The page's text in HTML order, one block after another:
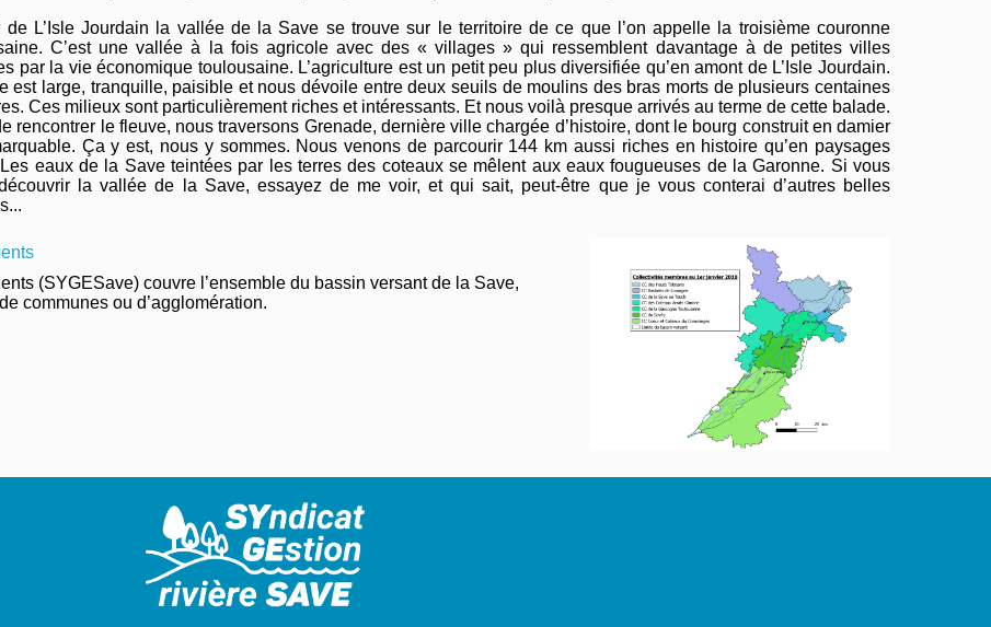
de L’Isle Jourdain la vallée de la Save se trouve sur le territoire de ce que l’on appelle la troisième couronne
C’est une vallée à la fois agricole avec des « villages » qui ressemblent davantage à de petites villes
par la vie économique toulousaine. L’agriculture est un petit peu plus diversifiée qu’en amont de L’Isle Jourdain.
est large, tranquille, paisible et nous dévoile entre deux seuils de moulins des bras morts de plusieurs centaines
Ces milieux sont particulièrement riches et intéressants. Et nous voilà presque arrivés au terme de cette balade.
rencontrer le fleuve, nous traversons Grenade, dernière ville chargée d’histoire, dont le bourg construit en damier
Ça y est, nous y sommes. Nous venons de parcourir 144 km aussi riches en histoire qu’en paysages
eaux de la Save teintées par les terres des coteaux se mêlent aux eaux fougueuses de la Garonne. Si vous
la vallée de la Save, essayez de me voir, et qui sait, peut-être que je vous conterai d’autres belles
(SYGESave) couvre l’ensemble du bassin versant de la Save,
communes ou d’agglomération.